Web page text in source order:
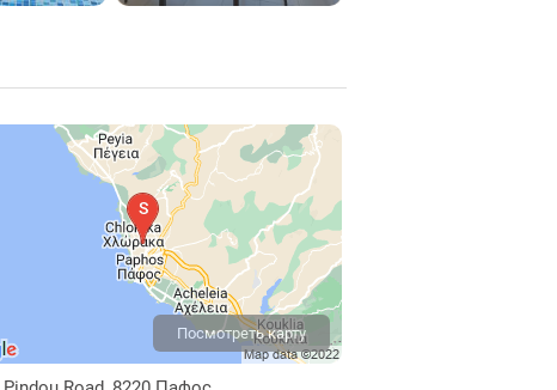
Посмотреть карту